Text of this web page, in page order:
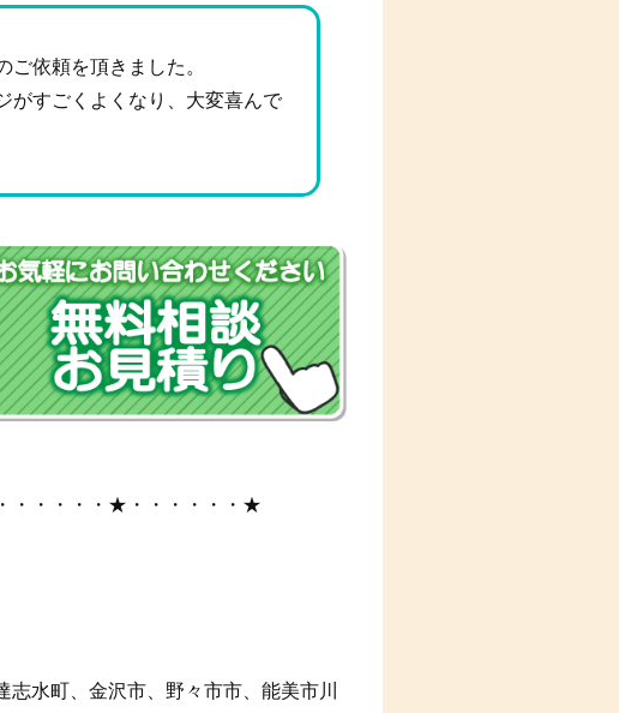
ご依頼を頂きました。
がすごくよくなり、大変喜んで
・・・・・★・・・・・・★
水町、金沢市、野々市市、能美市川